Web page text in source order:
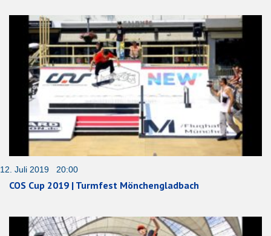
12. Juli 2019 20:00
COS Cup 2019 | Turmfest Mönchengladbach